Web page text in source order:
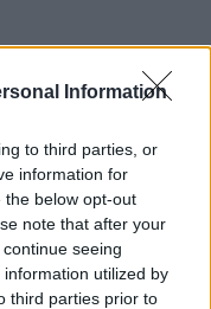
Information
to third parties, or
information for
the below opt-out
note that after your
seeing
utilized by
third parties prior to
a Balaton és